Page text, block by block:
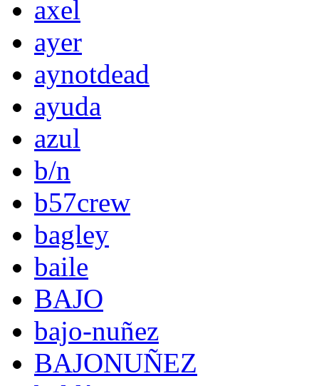
axel
ayer
aynotdead
ayuda
azul
b/n
b57crew
bagley
baile
BAJO
bajo-nuñez
BAJONUÑEZ